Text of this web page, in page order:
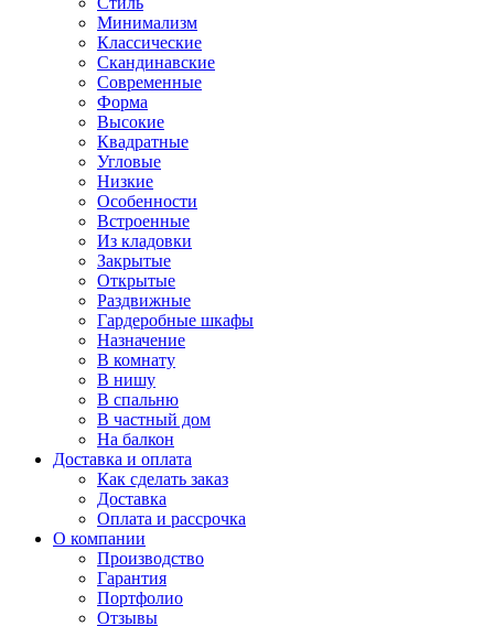
Минимализм
Классические
Скандинавские
Современные
Форма
Высокие
Квадратные
Угловые
Низкие
Особенности
Встроенные
Из кладовки
Закрытые
Открытые
Раздвижные
Гардеробные шкафы
Назначение
В комнату
В нишу
В спальню
В частный дом
На балкон
Доставка и оплата
Как сделать заказ
Доставка
Оплата и рассрочка
О компании
Производство
Гарантия
Портфолио
Отзывы